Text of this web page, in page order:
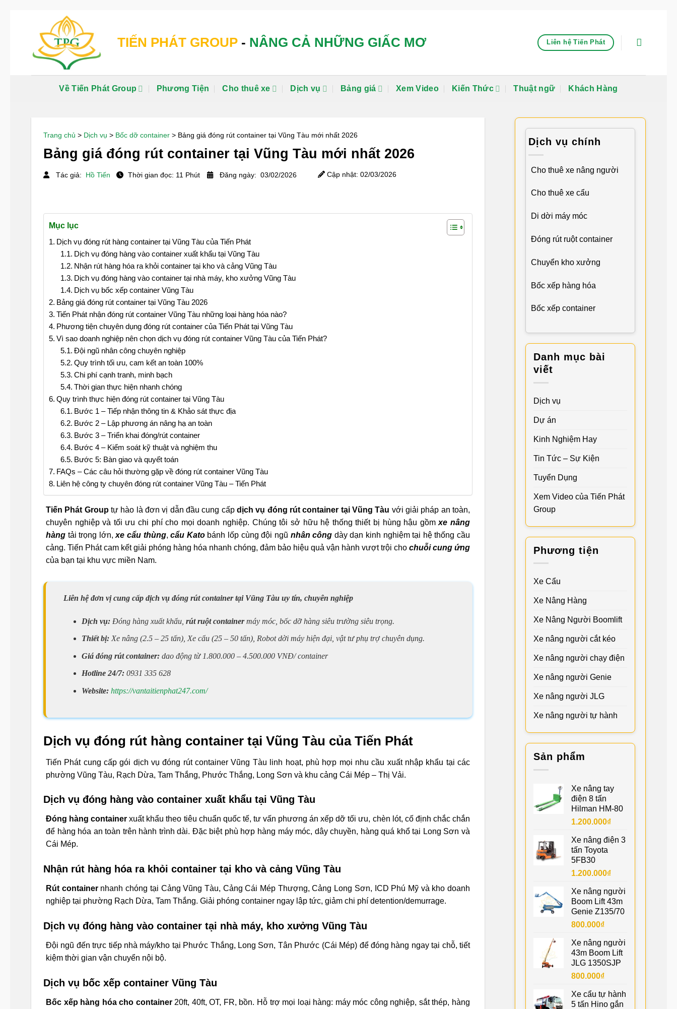
TIẾN PHÁT GROUP - NÂNG CẢ NHỮNG GIẤC MƠ Liên hệ Tiến Phát
Về Tiến Phát Group Phương Tiện Cho thuê xe Dịch vụ Bảng giá Xem Video Kiến Thức Thuật ngữ Khách Hàng
Trang chủ > Dịch vụ > Bốc dỡ container > Bảng giá đóng rút container tại Vũng Tàu mới nhất 2026
Bảng giá đóng rút container tại Vũng Tàu mới nhất 2026
Tác giả: Hồ Tiến Thời gian đọc: 11 Phút Đăng ngày: 03/02/2026 Cập nhật: 02/03/2026
Mục lục
Dịch vụ đóng rút hàng container tại Vũng Tàu của Tiến Phát
Dịch vụ đóng hàng vào container xuất khẩu tại Vũng Tàu
Nhận rút hàng hóa ra khỏi container tại kho và cảng Vũng Tàu
Dịch vụ đóng hàng vào container tại nhà máy, kho xưởng Vũng Tàu
Dịch vụ bốc xếp container Vũng Tàu
Bảng giá đóng rút container tại Vũng Tàu 2026
Tiến Phát nhận đóng rút container Vũng Tàu những loại hàng hóa nào?
Phương tiện chuyên dụng đóng rút container của Tiến Phát tại Vũng Tàu
Vì sao doanh nghiệp nên chọn dịch vụ đóng rút container Vũng Tàu của Tiến Phát?
Đội ngũ nhân công chuyên nghiệp
Quy trình tối ưu, cam kết an toàn 100%
Chi phí cạnh tranh, minh bạch
Thời gian thực hiện nhanh chóng
Quy trình thực hiện đóng rút container tại Vũng Tàu
Bước 1 – Tiếp nhận thông tin & Khảo sát thực địa
Bước 2 – Lập phương án nâng hạ an toàn
Bước 3 – Triển khai đóng/rút container
Bước 4 – Kiểm soát kỹ thuật và nghiệm thu
Bước 5: Bàn giao và quyết toán
FAQs – Các câu hỏi thường gặp về đóng rút container Vũng Tàu
Liên hệ công ty chuyên đóng rút container Vũng Tàu – Tiến Phát
Tiến Phát Grouptự hào là đơn vị dẫn đầu cung cấpdịch vụ đóng rút container tại Vũng Tàu với giải pháp an toàn,
chuyên nghiệp và tối ưu chi phí cho mọi doanh nghiệp. Chúng tôi sở hữu hệ thống thiết bị hùng hậu gồmxe nâng
hàng tải trọng lớn,xe cẩu thùng,cẩu Katobánh lốp cùng đội ngũ nhân công dày dạn kinh nghiệm tại hệ thống cầu
cảng. Tiến Phát cam kết giải phóng hàng hóa nhanh chóng, đảm bảo hiệu quả vận hành vượt trội cho chuỗi cung ứng
của bạn tại khu vực miền Nam.
Liên hệ đơn vị cung cấp dịch vụ đóng rút container tại Vũng Tàu uy tín, chuyên nghiệp
Dịch vụ:Đóng hàng xuất khẩu, rút ruột containermáy móc, bốc dỡ hàng siêu trường siêu trọng.
Thiết bị: Xe nâng (2.5 – 25 tấn), Xe cẩu (25 – 50 tấn), Robot dời máyhiện đại, vật tư phụ trợ chuyên dụng.
Giá đóng rút container:dao động từ 1.800.000 – 4.500.000 VNĐ/ container
Hotline 24/7:0931 335 628
Website: https://vantaitienphat247.com/
Dịch vụ đóng rút hàng container tại Vũng Tàu của Tiến Phát
Tiến Phát cung cấp gói dịch vụ đóng rút container Vũng Tàu linh hoạt, phù hợp mọi nhu cầu xuất nhập khẩu tại các
phường Vũng Tàu, Rạch Dừa, Tam Thắng, Phước Thắng, Long Sơn và khu cảng Cái Mép – Thị Vải.
Dịch vụ đóng hàng vào container xuất khẩu tại Vũng Tàu
Đóng hàng containerxuất khẩu theo tiêu chuẩn quốc tế, tư vấn phương án xếp dỡ tối ưu, chèn lót, cố định chắc chắn
để hàng hóa an toàn trên hành trình dài. Đặc biệt phù hợp hàng máy móc, dây chuyền, hàng quá khổ tại Long Sơn và
Cái Mép.
Nhận rút hàng hóa ra khỏi container tại kho và cảng Vũng Tàu
Rút containernhanh chóng tại Cảng Vũng Tàu, Cảng Cái Mép Thượng, Cảng Long Sơn, ICD Phú Mỹ và kho doanh
nghiệp tại phường Rạch Dừa, Tam Thắng. Giải phóng container ngay lập tức, giảm chi phí detention/demurrage.
Dịch vụ đóng hàng vào container tại nhà máy, kho xưởng Vũng Tàu
Đội ngũ đến trực tiếp nhà máy/kho tại Phước Thắng, Long Sơn, Tân Phước (Cái Mép) để đóng hàng ngay tại chỗ, tiết
kiệm thời gian vận chuyển nội bộ.
Dịch vụ bốc xếp container Vũng Tàu
Bốc xếp hàng hóa cho container 20ft, 40ft, OT, FR, bồn. Hỗ trợ mọi loại hàng: máy móc công nghiệp, sắt thép, hàng
Dịch vụ chính
Cho thuê xe nâng người
Cho thuê xe cẩu
Di dời máy móc
Đóng rút ruột container
Chuyển kho xưởng
Bốc xếp hàng hóa
Bốc xếp container
Danh mục bài
viết
Dịch vụ
Dự án
Kinh Nghiệm Hay
Tin Tức – Sự Kiện
Tuyển Dụng
Xem Video của Tiến Phát
Group
Phương tiện
Xe Cẩu
Xe Nâng Hàng
Xe Nâng Người Boomlift
Xe nâng người cắt kéo
Xe nâng người chạy điện
Xe nâng người Genie
Xe nâng người JLG
Xe nâng người tự hành
Sản phẩm
Xe nâng tay
điện 8 tấn
Hilman HM-80
1.200.000₫
Xe nâng điện 3
tấn Toyota
5FB30
1.200.000₫
Xe nâng người
Boom Lift 43m
Genie Z135/70
800.000₫
Xe nâng người
43m Boom Lift
JLG 1350SJP
800.000₫
Xe cẩu tự hành
5 tấn Hino gắn